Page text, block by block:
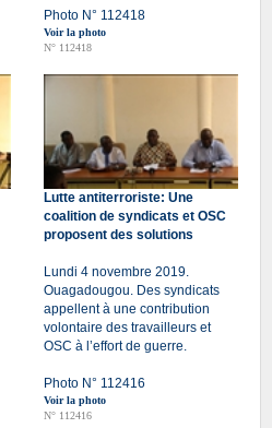
Photo N° 112418
Voir la photo
N° 112418
Lutte antiterroriste: Une
coalition de syndicats et OSC
proposent des solutions
Lundi 4 novembre 2019.
Ouagadougou. Des syndicats
appellent à une contribution
volontaire des travailleurs et
OSC à l’effort de guerre.
Photo N° 112416
Voir la photo
N° 112416